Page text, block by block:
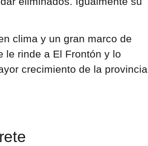
clima y un gran marco de
le rinde a El Frontón y lo
crecimiento de la provincia